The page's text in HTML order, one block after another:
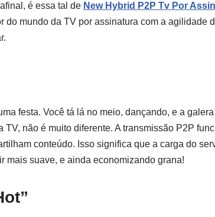
é essa tal de New Hybrid P2P Tv Por
do mundo da TV por assinatura com a agilidade
festa. Você tá lá no meio, dançando, e a
TV, não é muito diferente. A transmissão P2P
conteúdo. Isso significa que a carga do
mais suave, e ainda economizando grana!